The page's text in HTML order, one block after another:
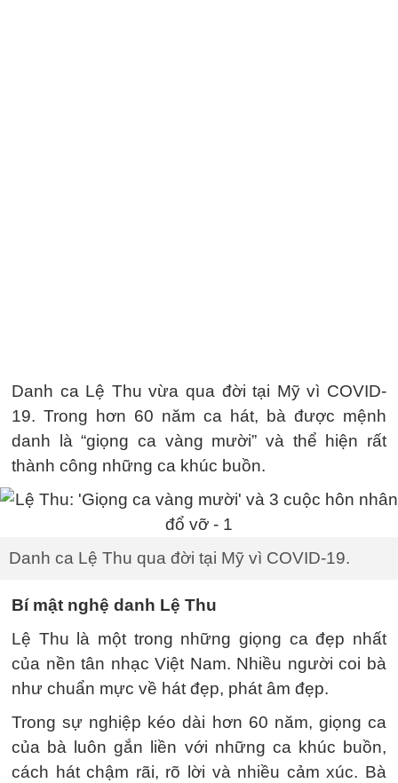
Danh ca Lệ Thu vừa qua đời tại Mỹ vì COVID-
19. Trong hơn 60 năm ca hát, bà được mệnh
danh là “giọng ca vàng mười” và thể hiện rất
thành công những ca khúc buồn.
Danh ca Lệ Thu qua đời tại Mỹ vì COVID-19.
Bí mật nghệ danh Lệ Thu
Lệ Thu là một trong những giọng ca đẹp nhất
của nền tân nhạc Việt Nam. Nhiều người coi bà
như chuẩn mực về hát đẹp, phát âm đẹp.
Trong sự nghiệp kéo dài hơn 60 năm, giọng ca
của bà luôn gắn liền với những ca khúc buồn,
cách hát chậm rãi, rõ lời và nhiều cảm xúc. Bà